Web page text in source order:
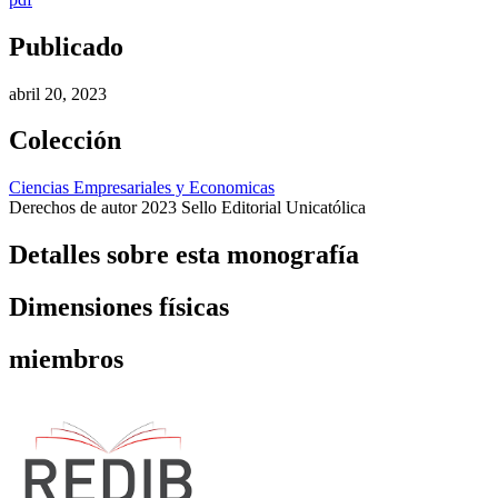
Publicado
abril 20, 2023
Colección
Ciencias Empresariales y Economicas
Derechos de autor 2023 Sello Editorial Unicatólica
Detalles sobre esta monografía
Dimensiones físicas
miembros